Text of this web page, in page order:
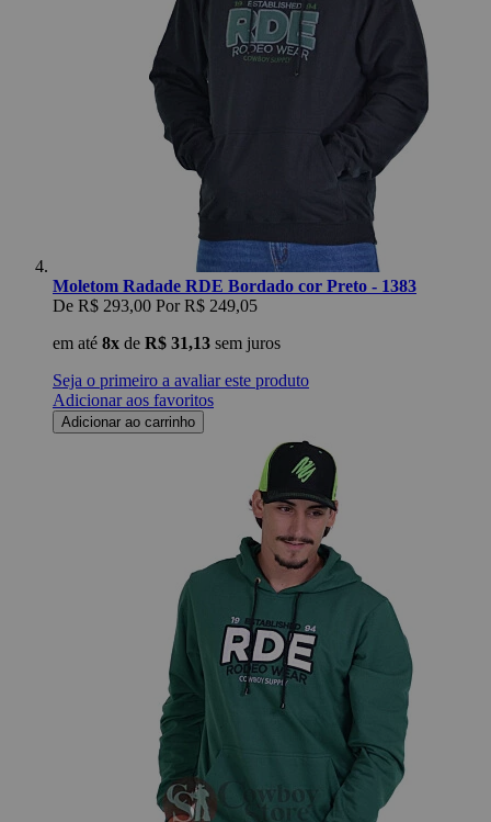
Moletom Radade RDE Bordado cor Preto - 1383
De R$ 293,00 Por R$ 249,05
em até 8x de R$ 31,13 sem juros
Seja o primeiro a avaliar este produto
Adicionar aos favoritos
Adicionar ao carrinho